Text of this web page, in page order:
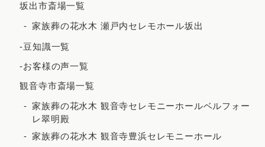
坂出市斎場一覧
家族葬の花水木 瀬戸内セレモホール坂出
-豆知識一覧
-お客様の声一覧
観音寺市斎場一覧
家族葬の花水木 観音寺セレモニーホールベルフォー
レ翠明殿
家族葬の花水木 観音寺豊浜セレモニーホール